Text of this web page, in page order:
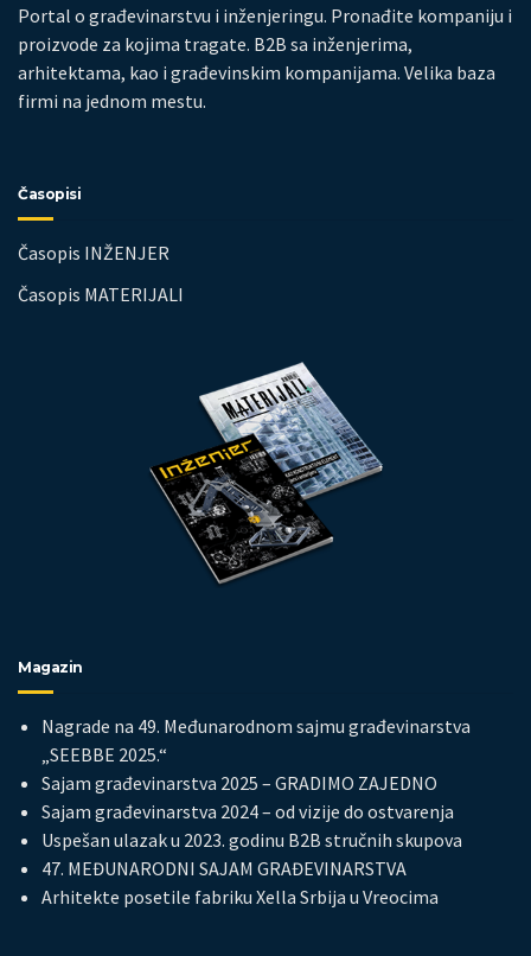
Portal o građevinarstvu i inženjeringu. Pronađite kompaniju i
proizvode za kojima tragate. B2B sa inženjerima,
arhitektama, kao i građevinskim kompanijama. Velika baza
firmi na jednom mestu.
Časopisi
Časopis INŽENJER
Časopis MATERIJALI
Magazin
Nagrade na 49. Međunarodnom sajmu građevinarstva
„SEEBBE 2025.“
Sajam građevinarstva 2025 – GRADIMO ZAJEDNO
Sajam građevinarstva 2024 – od vizije do ostvarenja
Uspešan ulazak u 2023. godinu B2B stručnih skupova
47. MEĐUNARODNI SAJAM GRAĐEVINARSTVA
Arhitekte posetile fabriku Xella Srbija u Vreocima